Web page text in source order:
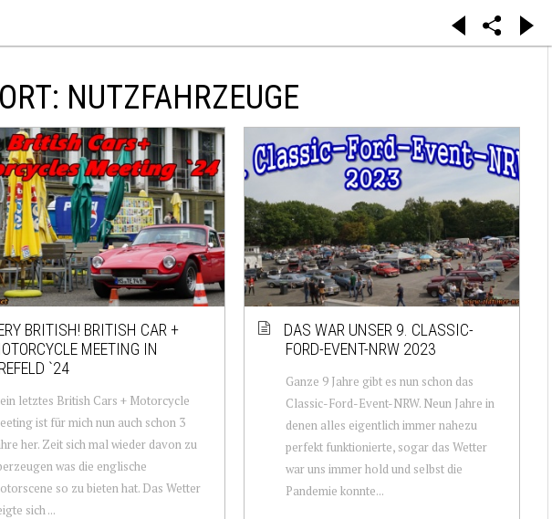
NUTZFAHRZEUGE
BRITISH! BRITISH CAR +
MEETING IN
`24
letztes British Cars + Motorcycle
ist für mich nun auch schon 3
her. Zeit sich mal wieder davon zu
was die englische
so zu bieten hat. Das Wetter
sich ...
DAS WAR UNSER 9. CLASSIC-
FORD-EVENT-NRW 2023
Ganze 9 Jahre gibt es nun schon das
Classic-Ford-Event-NRW. Neun Jahre in
denen alles eigentlich immer nahezu
perfekt funktionierte, sogar das Wetter
war uns immer hold und selbst die
Pandemie konnte...